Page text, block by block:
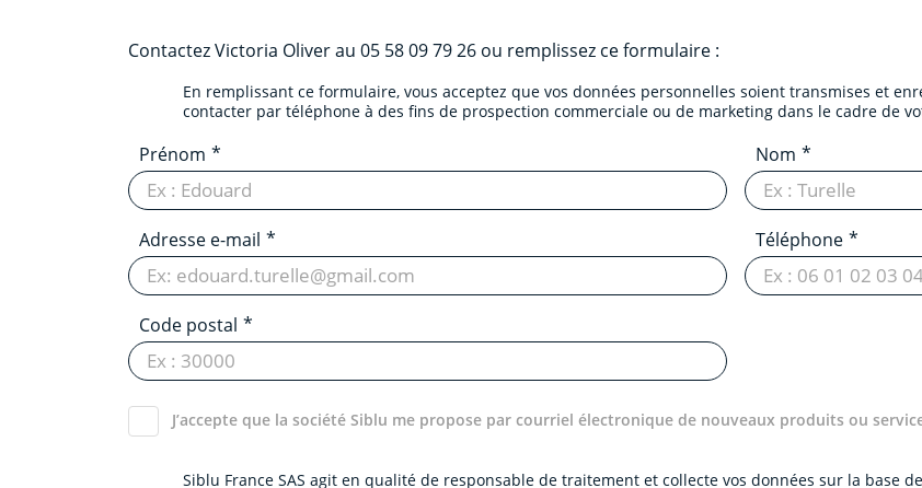
ContactezVictoria Oliverau 05 58 09 79 26 ou remplissez ce formulaire :
En remplissant ce formulaire, vous acceptez que vos données personnelles soient transmises et
contacter par téléphone à des fins de prospection commerciale ou de marketing dans le cadre de
Prénom Nom
Adresse e-mail Téléphone
Code postal
J’accepte que la société Siblu me propose par courriel électronique de nouveaux produits ou
Siblu France SAS agit en qualité de responsable de traitement et collecte vos données sur la base